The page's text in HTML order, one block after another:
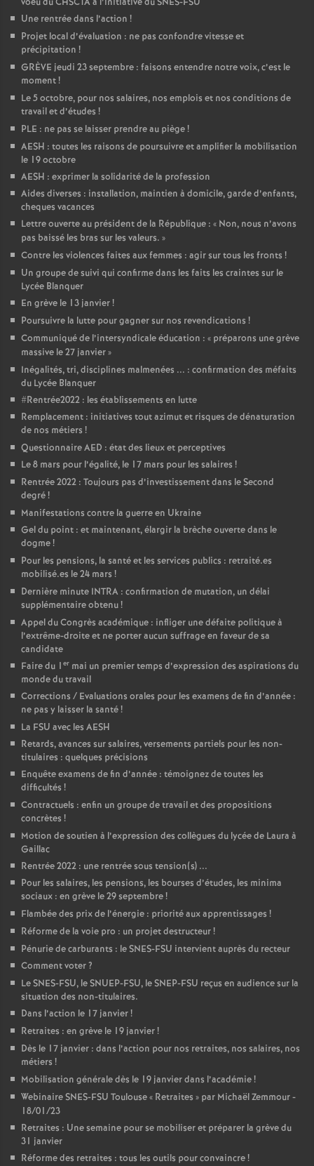
Une rentrée dans l’action !
Projet local d’évaluation : ne pas confondre vitesse et
précipitation !
GRÈVE jeudi 23 septembre : faisons entendre notre voix, c’est le
moment!
Le 5 octobre, pour nos salaires, nos emplois et nos conditions de
travail et d’études !
PLE : ne pas se laisser prendre au piège!
AESH : toutes les raisons de poursuivre et amplifier la mobilisation
le 19 octobre
AESH : exprimer la solidarité de la profession
Aides diverses : installation, maintien à domicile, garde d’enfants,
cheques vacances
Lettre ouverte au président de la République : « Non, nous n’avons
pas baissé les bras sur les valeurs. »
Contre les violences faites aux femmes : agir sur tous les fronts !
Un groupe de suivi qui confirme dans les faits les craintes sur le
Lycée Blanquer
En grève le 13 janvier!
Poursuivre la lutte pour gagner sur nos revendications !
Communiqué de l’intersyndicale éducation : « préparons une grève
massive le 27 janvier»
Inégalités, tri, disciplines malmenées ... : confirmation des méfaits
du Lycée Blanquer
#Rentrée2022 : les établissements en lutte
Remplacement : initiatives tout azimut et risques de dénaturation
de nos métiers !
Questionnaire AED : état des lieux et perceptives
Le 8 mars pour l’égalité, le 17 mars pour les salaires !
Rentrée 2022 : Toujours pas d’investissement dans le Second
degré!
Manifestations contre la guerre en Ukraine
Gel du point : et maintenant, élargir la brèche ouverte dans le
dogme!
Pour les pensions, la santé et les services publics : retraité.es
mobilisé.es le 24 mars !
Dernière minute INTRA : confirmation de mutation, un délai
supplémentaire obtenu!
Appel du Congrès académique : infliger une défaite politique à
l’extrême-droite et ne porter aucun suffrage en faveur de sa
candidate
Faire du 1 er mai un premier temps d’expression des aspirations du
monde du travail
Corrections / Evaluations orales pour les examens de fin d’année :
ne pas y laisser la santé!
La FSU avec les AESH
Retards, avances sur salaires, versements partiels pour les non-
titulaires : quelques précisions
Enquête examens de fin d’année : témoignez de toutes les
difficultés !
Contractuels : enfin un groupe de travail et des propositions
concrètes !
Motion de soutien à l’expression des collègues du lycée de Laura à
Gaillac
Rentrée 2022 : une rentrée sous tension(s) ...
Pour les salaires, les pensions, les bourses d’études, les minima
sociaux : en grève le 29 septembre!
Flambée des prix de l’énergie : priorité aux apprentissages !
Réforme de la voie pro : un projet destructeur!
Pénurie de carburants : le SNES-FSU intervient auprès du recteur
Comment voter?
Le SNES-FSU, le SNUEP-FSU, le SNEP-FSU reçus en audience sur la
situation des non-titulaires.
Dans l’action le 17 janvier!
Retraites : en grève le 19 janvier!
Dès le 17 janvier : dans l’action pour nos retraites, nos salaires, nos
métiers !
Mobilisation générale dès le 19 janvier dans l’académie!
Webinaire SNES-FSU Toulouse « Retraites » par Michaël Zemmour -
18/01/23
Retraites : Une semaine pour se mobiliser et préparer la grève du
31 janvier
Réforme des retraites : tous les outils pour convaincre!